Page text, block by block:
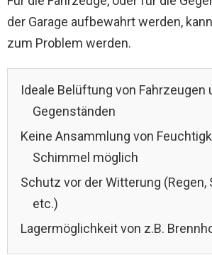
der Garage aufbewahrt werden,
zum Problem werden.
Ideale Belüftung von Fahrzeugen
Gegenständen
Keine Ansammlung von
Schimmel möglich
Schutz vor der Witterung (Regen,
etc.)
Lagermöglichkeit von z.B.